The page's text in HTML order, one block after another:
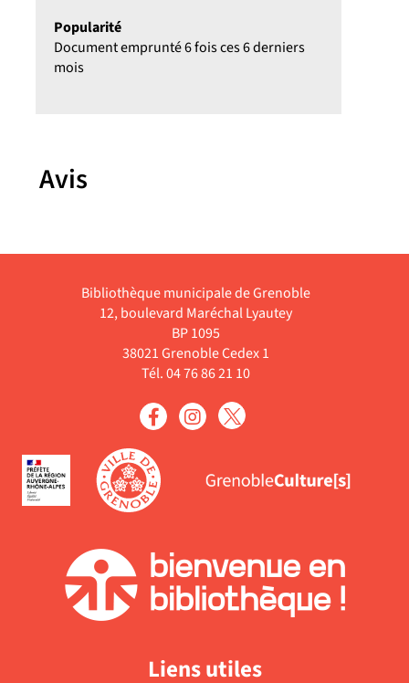
Popularité
Document emprunté 6 fois ces 6 derniers
mois
Avis
Bibliothèque municipale de Grenoble
12, boulevard Maréchal Lyautey
BP 1095
38021 Grenoble Cedex 1
Tél. 04 76 86 21 10
Liens utiles